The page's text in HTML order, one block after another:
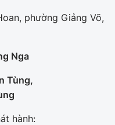
phường Giảng Võ,
Nga
Tùng,
hành: